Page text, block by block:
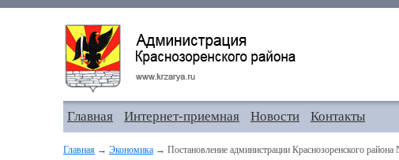
Главная Интернет-приемная Новости Контакты
Главная → Экономика → Постановление администрации Краснозоренского